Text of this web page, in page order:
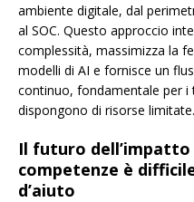
ambiente digitale, dal
al SOC. Questo approccio
complessità, massimizza la
modelli di AI e fornisce un
continuo, fondamentale per i
dispongono di risorse limitate.
Il futuro
competenze è
d’aiuto